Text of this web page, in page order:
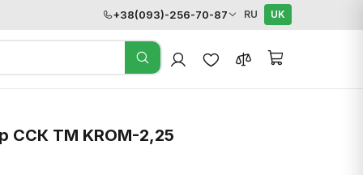
+38(093)-256-70-87 RU UK
ССК ТМ KROM-2,25